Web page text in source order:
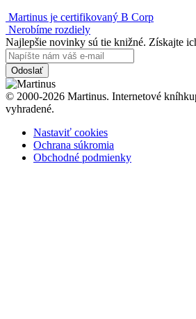
Martinus je certifikovaný B Corp
Nerobíme rozdiely
Najlepšie novinky sú tie knižné. Získajte
Odoslať
© 2000-2026 Martinus. Internetové
vyhradené.
Nastaviť cookies
Ochrana súkromia
Obchodné podmienky